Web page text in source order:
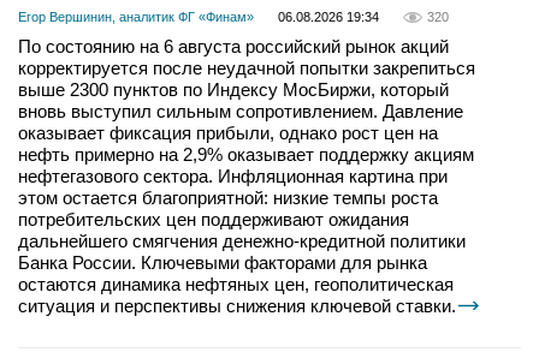
Егор Вершинин, аналитик ФГ «Финам» 06.08.2026 19:34 320
По состоянию на 6 августа российский рынок акций
корректируется после неудачной попытки закрепиться
выше 2300 пунктов по Индексу МосБиржи, который
вновь выступил сильным сопротивлением. Давление
оказывает фиксация прибыли, однако рост цен на
нефть примерно на 2,9% оказывает поддержку акциям
нефтегазового сектора. Инфляционная картина при
этом остается благоприятной: низкие темпы роста
потребительских цен поддерживают ожидания
дальнейшего смягчения денежно-кредитной политики
Банка России. Ключевыми факторами для рынка
остаются динамика нефтяных цен, геополитическая
ситуация и перспективы снижения ключевой ставки.